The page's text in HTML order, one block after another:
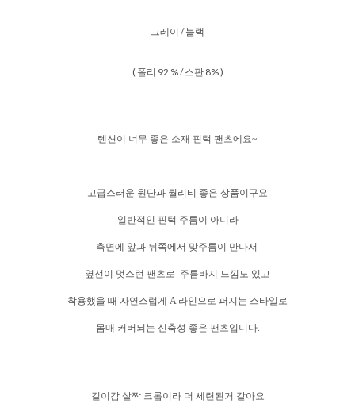
그레이 / 블랙
( 폴리 92 % / 스판 8% )
텐션이 너무 좋은 소재 핀턱 팬츠에요~
고급스러운 원단과 퀄리티 좋은 상품이구요
일반적인 핀턱 주름이 아니라
측면에 앞과 뒤쪽에서 맞주름이 만나서
옆선이 멋스런 팬츠로 주름바지 느낌도 있고
착용했을 때 자연스럽게 A 라인으로 퍼지는 스타일로
몸매 커버되는 신축성 좋은 팬츠입니다.
길이감 살짝 크롭이라 더 세련된거 같아요